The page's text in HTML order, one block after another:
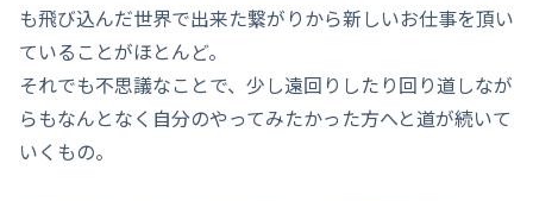
も飛び込んだ世界で出来た繋がりから新しいお仕事を頂い
ていることがほとんど。
それでも不思議なことで、少し遠回りしたり回り道しなが
らもなんとなく自分のやってみたかった方へと道が続いて
いくもの。